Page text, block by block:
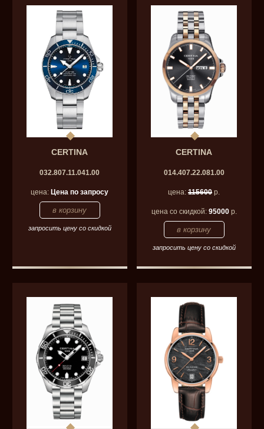
CERTINA
032.807.11.041.00
цена: Цена по запросу
запросить цену со скидкой
CERTINA
014.407.22.081.00
цена:115600 р.
цена со скидкой: 95000р.
запросить цену со скидкой